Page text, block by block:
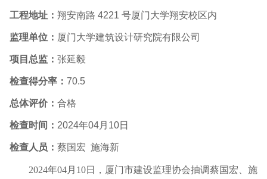
工程地址： 翔安南路 4221 号厦门大学翔安校区内
监理单位： 厦门大学建筑设计研究院有限公司
项目总监： 张延毅
检查得分率： 70.5
总体评价： 合格
检查时间： 2024年04月 10日
检查人员： 蔡国宏 施海新
2024年04月 10日，厦门市建设监理协会抽调蔡国宏、施